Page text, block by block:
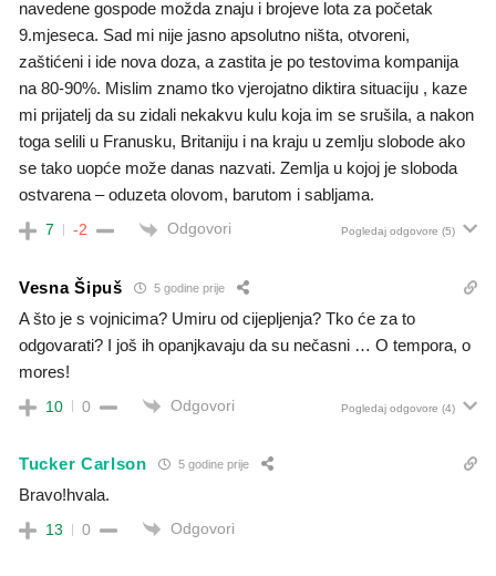
navedene gospode možda znaju i brojeve lota za početak
9.mjeseca. Sad mi nije jasno apsolutno ništa, otvoreni,
zaštićeni i ide nova doza, a zastita je po testovima kompanija
na 80-90%. Mislim znamo tko vjerojatno diktira situaciju , kaze
mi prijatelj da su zidali nekakvu kulu koja im se srušila, a nakon
toga selili u Franusku, Britaniju i na kraju u zemlju slobode ako
se tako uopće može danas nazvati. Zemlja u kojoj je sloboda
ostvarena – oduzeta olovom, barutom i sabljama.
7 -2 Odgovori Pogledaj odgovore (5)
Vesna Šipuš 5 godine prije
A što je s vojnicima? Umiru od cijepljenja? Tko će za to
odgovarati? I još ih opanjkavaju da su nečasni … O tempora, o
mores!
10 0 Odgovori Pogledaj odgovore (4)
Tucker Carlson 5 godine prije
Bravo!hvala.
13 0 Odgovori